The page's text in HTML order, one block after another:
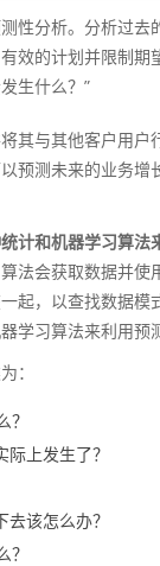
性分析。分析过
效的计划并限制
生什么？”
其与其他客户用
预测未来的业务增
计和机器学习算
法会获取数据并使
起，以查找数据
学习算法来利用预
：
？
上发生了？
该怎么办？
？